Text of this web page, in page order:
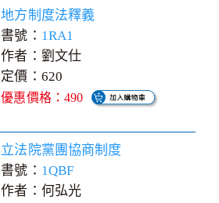
地方制度法釋義
書號： 1RA1
作者：劉文仕
定價：620
優惠價格：490
立法院黨團協商制度
書號： 1QBF
作者：何弘光